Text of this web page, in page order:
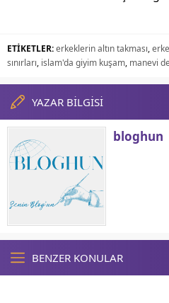
ETİKETLER:erkeklerin altın takması,
sınırları, islam'da giyim kuşam, manevi
YAZAR BİLGİSİ
bloghun
BENZER KONULAR